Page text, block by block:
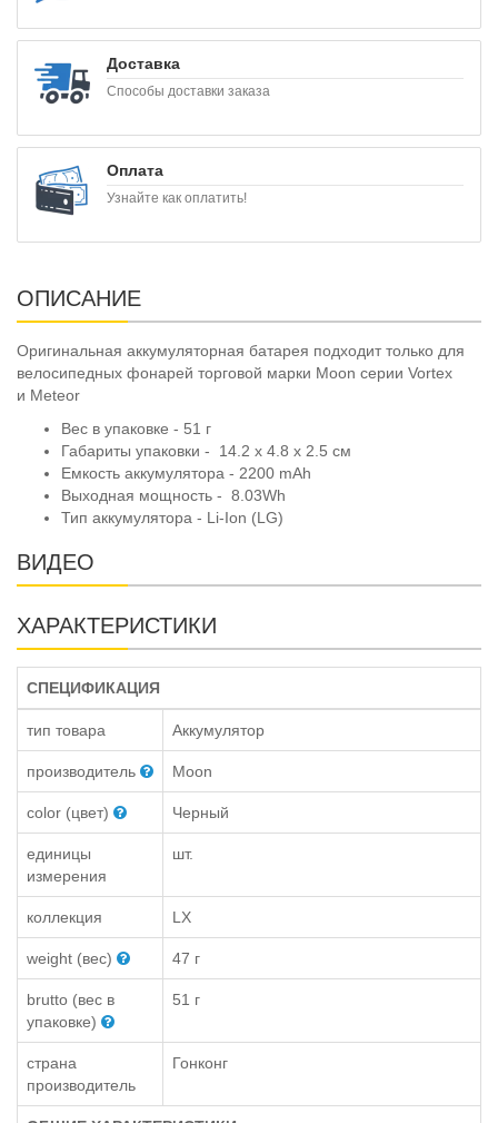
Доставка
Способы доставки заказа
Оплата
Узнайте как оплатить!
ОПИСАНИЕ
Оригинальная аккумуляторная батарея подходит только для
велосипедных фонарей торговой марки Moon серии Vortex
и Meteor
Вес в упаковке - 51 г
Габариты упаковки - 14.2 x 4.8 x 2.5 см
Емкость аккумулятора - 2200 mAh
Выходная мощность - 8.03Wh
Тип аккумулятора - Li-Ion (LG)
ВИДЕО
ХАРАКТЕРИСТИКИ
СПЕЦИФИКАЦИЯ
тип товара Аккумулятор
производитель Moon
color (цвет) Черный
единицы
измерения
шт.
коллекция LX
weight (вес) 47 г
brutto (вес в
упаковке)
51 г
страна
производитель
Гонконг